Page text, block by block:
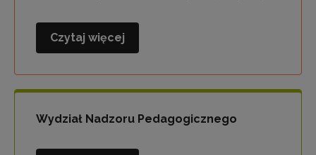
Centrum
Specjalistyczne
Centra
Edukacji
Czytaj więcej
Wydział Nadzoru Pedagogicznego